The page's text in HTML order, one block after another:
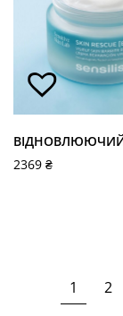
2369 ₴
1 2